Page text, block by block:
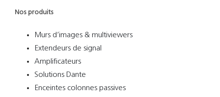
Nos produits
Murs d’images & multiviewers
Extendeurs de signal
Amplificateurs
Solutions Dante
Enceintes colonnes passives